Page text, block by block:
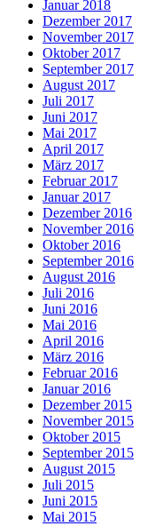
Januar 2018
Dezember 2017
November 2017
Oktober 2017
September 2017
August 2017
Juli 2017
Juni 2017
Mai 2017
April 2017
März 2017
Februar 2017
Januar 2017
Dezember 2016
November 2016
Oktober 2016
September 2016
August 2016
Juli 2016
Juni 2016
Mai 2016
April 2016
März 2016
Februar 2016
Januar 2016
Dezember 2015
November 2015
Oktober 2015
September 2015
August 2015
Juli 2015
Juni 2015
Mai 2015